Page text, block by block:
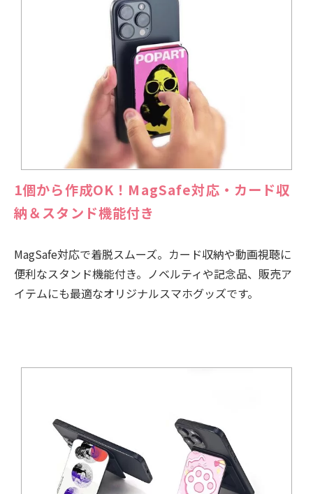
1個から作成OK！MagSafe対応・カード収
納＆スタンド機能付き
MagSafe対応で着脱スムーズ。カード収納や動画視聴に
便利なスタンド機能付き。ノベルティや記念品、販売ア
イテムにも最適なオリジナルスマホグッズです。